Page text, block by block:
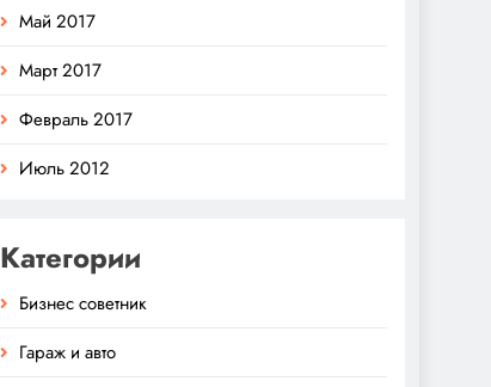
Май 2017
Март 2017
Февраль 2017
Июль 2012
Категории
Бизнес советник
Гараж и авто